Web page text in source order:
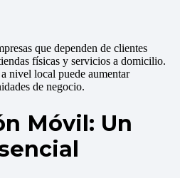
que dependen de clientes
físicas y servicios a domicilio.
nivel local puede aumentar
de negocio.
Móvil: Un